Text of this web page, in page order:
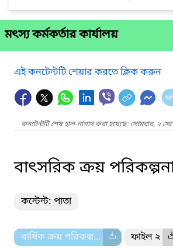
মৎস্য কর্মকর্তার কার্যালয়
এই কনটেন্টটি শেয়ার করতে ক্লিক করুন
কনটেন্টটি শেষ হাল-নাগাদ করা হয়েছে: সোমবার, ২
বাৎসরিক ক্রয়
কন্টেন্ট: পাতা
বার্ষিক ক্রয় পরিকল্প... ফাইল ২